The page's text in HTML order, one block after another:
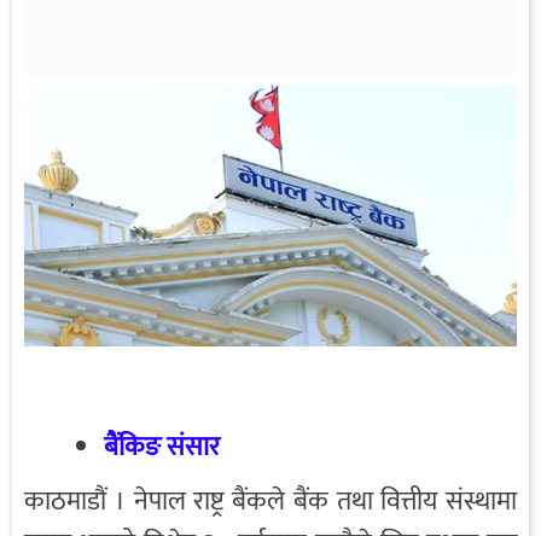
बैंकिङ संसार
काठमाडौं । नेपाल राष्ट्र बैंकले बैंक तथा वित्तीय संस्थामा